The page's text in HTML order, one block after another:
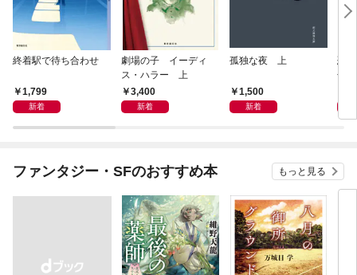
終着駅で待ち合わせ
1,799
新着
劇場の子 イーディ
ス・ハラー 上
3,400
新着
孤独な夜 上
1,500
新着
恐
化
ファンタジー・SFのおすすめ本 もっと見る